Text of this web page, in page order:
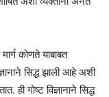
कोणते याबाबत
सिद्ध झाली आहे अशी
ही गोष्ट विज्ञानाने सिद्ध